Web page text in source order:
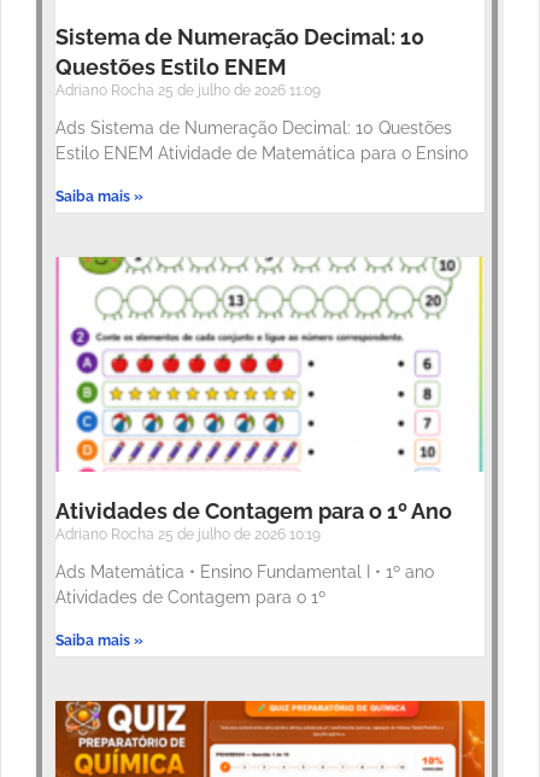
Sistema de Numeração Decimal: 10
Questões Estilo ENEM
Adriano Rocha 25 de julho de 2026 11:09
Ads Sistema de Numeração Decimal: 10 Questões
Estilo ENEM Atividade de Matemática para o Ensino
Saiba mais »
Atividades de Contagem para o 1º Ano
Adriano Rocha 25 de julho de 2026 10:19
Ads Matemática • Ensino Fundamental I • 1º ano
Atividades de Contagem para o 1º
Saiba mais »